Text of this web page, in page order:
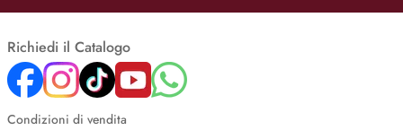
Richiedi il Catalogo
Condizioni di vendita